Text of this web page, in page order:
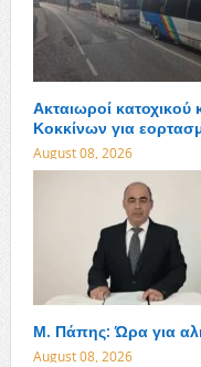
Ακταιωροί
Κοκκίνων για
August 08, 2026
Μ. Πάπης: Ώρα για
August 08, 2026